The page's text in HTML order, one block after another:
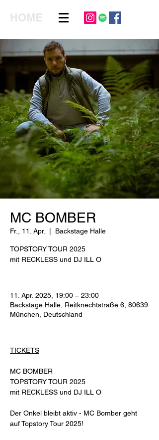
HOME
MC BOMBER
Fr., 11. Apr. Backstage Halle
TOPSTORY TOUR 2025
mit RECKLESS und DJ ILL O
11. Apr. 2025, 19:00 – 23:00
Backstage Halle, Reitknechtstraße 6, 80639
München, Deutschland
TICKETS
MC BOMBER
TOPSTORY TOUR 2025
mit RECKLESS und DJ ILL O
Der Onkel bleibt aktiv - MC Bomber geht
auf Topstory Tour 2025!